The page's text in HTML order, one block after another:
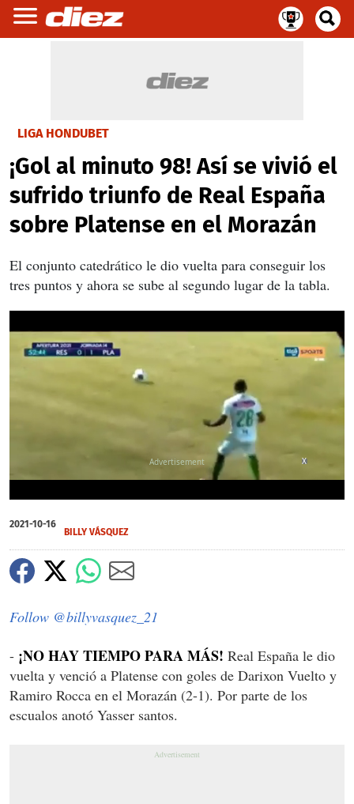
LIGA HONDUBET
¡Gol al minuto 98! Así se vivió el
sufrido triunfo de Real España
sobre Platense en el Morazán
El conjunto catedrático le dio vuelta para conseguir los
tres puntos y ahora se sube al segundo lugar de la tabla.
of
1
seconds
X
2021-10-16
BILLY VÁSQUEZ
Follow @billyvasquez_21
- ¡NO HAY TIEMPO PARA MÁS! Real España le dio
vuelta y venció a Platense con goles de Darixon Vuelto y
Ramiro Rocca en el Morazán (2-1). Por parte de los
escualos anotó Yasser santos.